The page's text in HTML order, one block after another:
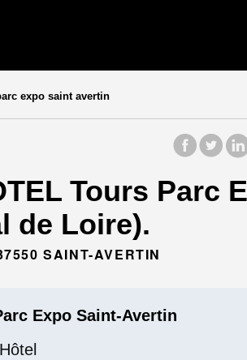
expo saint avertin
Tours Parc
de Loire).
SAINT-AVERTIN
Expo Saint-Avertin
Hôtel